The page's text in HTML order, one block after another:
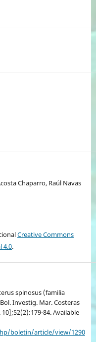
Chaparro, Raúl Navas
Creative Commons
4.0.
spinosus (familia
Investig. Mar. Costeras
84. Available
boletin/article/view/1290